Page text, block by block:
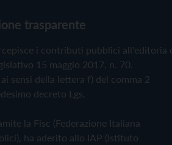
trasparente
i contributi pubblici all'editoria
15 maggio 2017, n. 70.
sensi della lettera f) del comma 2
decreto Lgs.
la Fisc (Federazione Italiana
ha aderito allo IAP (Istituto